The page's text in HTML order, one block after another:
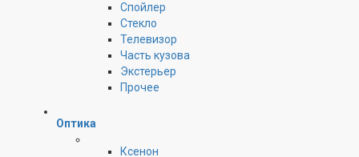
Спойлер
Стекло
Телевизор
Часть кузова
Экстерьер
Прочее
Оптика
Ксенон